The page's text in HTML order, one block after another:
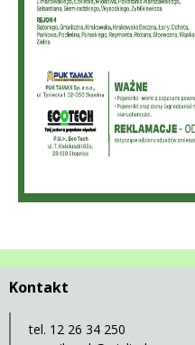
Kontakt
tel. 12 26 34 250